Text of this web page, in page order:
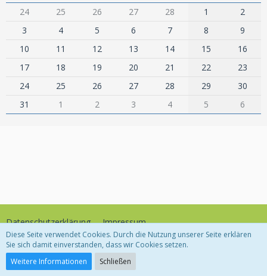
24
25 26 27 28 1
2
3
4 5 6 7 8
9
10
11 12 13 14 15
16
17
18 19 20 21 22
23
24
25 26 27 28 29
30
31
1 2 3 4 5 6
Datenschutzerklärung Impressum
Community-Software:
Diese Seite verwendet Cookies. Durch die Nutzung unserer Seite erklären
Sie sich damit einverstanden, dass wir Cookies setzen.
Weitere Informationen
Schließen